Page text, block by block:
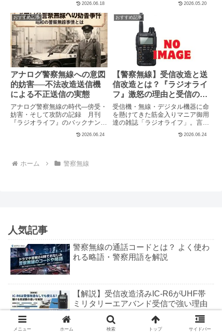
に魅了され、成り上がっていく主
人公を描いた映画『ナイトクロー
ラー』が公開されたのは2014
年。作品は、ロサンゼルスの夜
を...
2026.06.18
こともあり、警察密着番組などで
目が肥えた視聴者の前で、いかに
リアルに交信シーンを演じられる
かが役者の腕の見せ所ともなっ
2026.05.20
おすすめ記事
アナログ警察無線への意図
的妨害──不法改造送信機
による不正送信の実態
アナログ警察無線の時代―傍受・
妨害・そして攻防の記録 月刊
『ラジオライフ』のバックナンバ
部に配備されていたアナログ方式
多く記録されている。言うまでも
2026.06.24
おすすめ記事
【警察無線】受信改造と送
信改造とは？『ラジオライ
フ』激怒の理由と受信の基
礎知識
受信機・無線・デジタル機器に命
を懸けてきた筋金入りマニア御用
達の雑誌「ラジオライフ」。言わ
専門誌です。そんな硬派なメディ
2026.06.24
ホーム 警察無線
人気記事
警察無線の通話コードとは？ よく使わ
れる略語・警察用語を解説
【解説】受信改造済みIC-R6がUHF帯
ミリタリーエアバンド受信で強い理由
メニュー ホーム 検索 トップ サイドバー